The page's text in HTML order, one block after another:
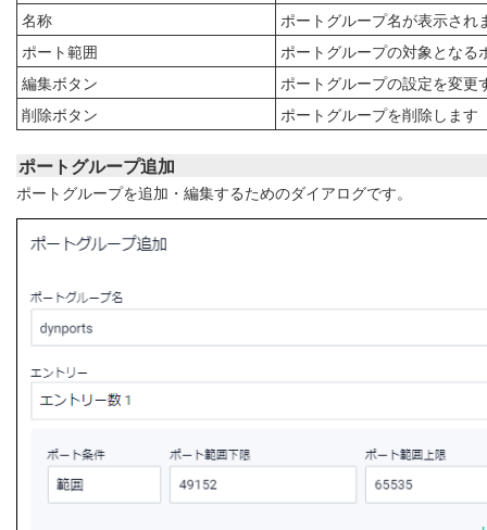
名称
ポートグループ名が表示され
ポート範囲
ポートグループの対象となる
編集ボタン
ポートグループの設定を変更
削除ボタン
ポートグループを削除します
ポートグループ追加
ポートグループを追加・編集するためのダイアログです。